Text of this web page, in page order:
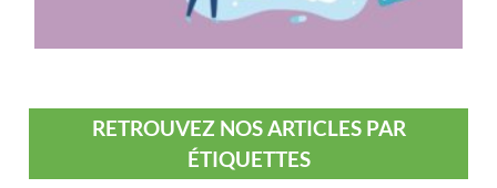
RETROUVEZ NOS ARTICLES PAR
ÉTIQUETTES